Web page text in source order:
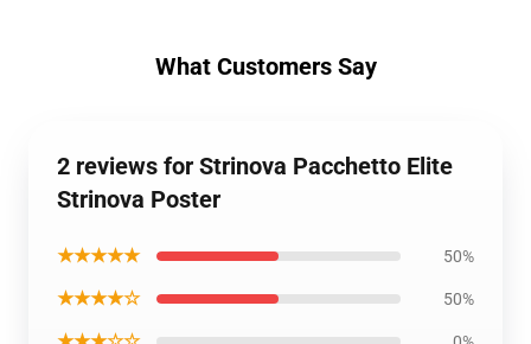
What Customers Say
2 reviews for Strinova Pacchetto Elite
Strinova Poster
★★★★★ 50%
★★★★☆ 50%